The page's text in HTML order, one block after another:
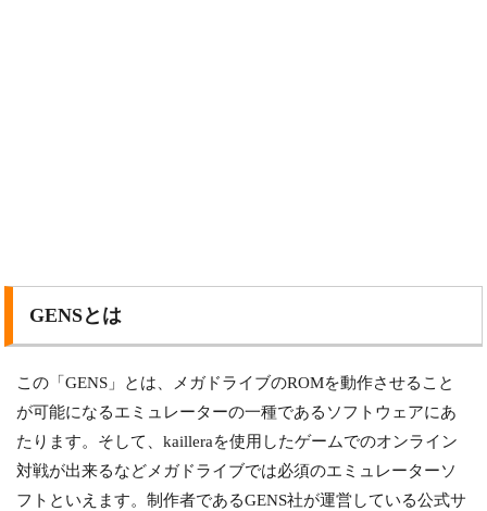
GENSとは
この「GENS」とは、メガドライブのROMを動作させること
が可能になるエミュレーターの一種であるソフトウェアにあ
たります。そして、kailleraを使用したゲームでのオンライン
対戦が出来るなどメガドライブでは必須のエミュレーターソ
フトといえます。制作者であるGENS社が運営している公式サ